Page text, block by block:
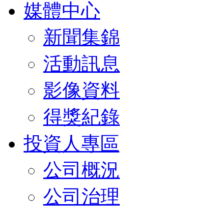
媒體中心
新聞集錦
活動訊息
影像資料
得獎紀錄
投資人專區
公司概況
公司治理